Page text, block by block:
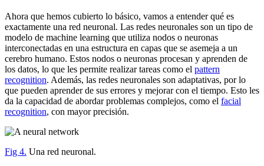
Ahora que hemos cubierto lo básico, vamos a entender qué es
exactamente una red neuronal. Las redes neuronales son un tipo de
modelo de machine learning que utiliza nodos o neuronas
interconectadas en una estructura en capas que se asemeja a un
cerebro humano. Estos nodos o neuronas procesan y aprenden de
los datos, lo que les permite realizar tareas como el pattern
recognition. Además, las redes neuronales son adaptativas, por lo
que pueden aprender de sus errores y mejorar con el tiempo. Esto les
da la capacidad de abordar problemas complejos, como el facial
recognition, con mayor precisión.
Fig 4. Una red neuronal.